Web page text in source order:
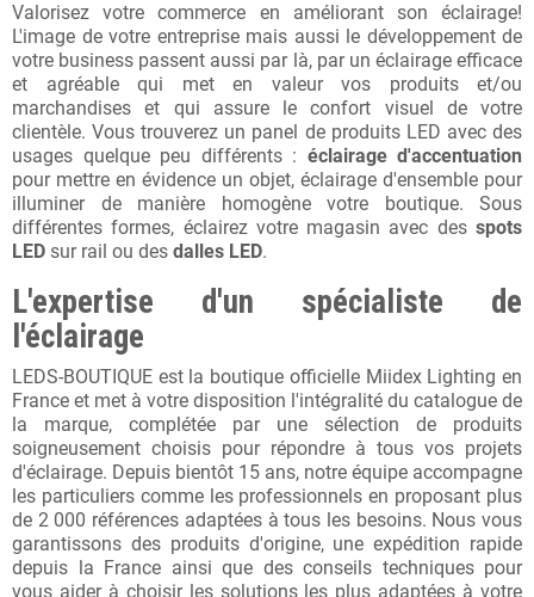
Valorisez votre commerce en améliorant son éclairage!
L'image de votre entreprise mais aussi le développement de
votre business passent aussi par là, par un éclairage efficace
et agréable qui met en valeur vos produits et/ou
marchandises et qui assure le confort visuel de votre
clientèle. Vous trouverez un panel de produits LED avec des
usages quelque peu différents : éclairage d'accentuation
pour mettre en évidence un objet, éclairage d'ensemble pour
illuminer de manière homogène votre boutique. Sous
différentes formes, éclairez votre magasin avec des spots
LED sur rail ou des dalles LED.
L'expertise d'un spécialiste de
l'éclairage
LEDS-BOUTIQUE est la boutique officielle Miidex Lighting en
France et met à votre disposition l'intégralité du catalogue de
la marque, complétée par une sélection de produits
soigneusement choisis pour répondre à tous vos projets
d'éclairage. Depuis bientôt 15 ans, notre équipe accompagne
les particuliers comme les professionnels en proposant plus
de 2 000 références adaptées à tous les besoins. Nous vous
garantissons des produits d'origine, une expédition rapide
depuis la France ainsi que des conseils techniques pour
vous aider à choisir les solutions les plus adaptées à votre